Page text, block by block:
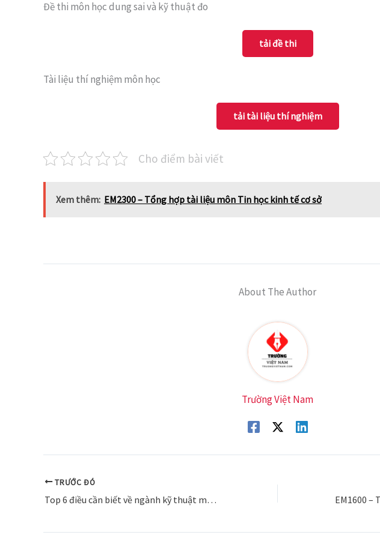
Đề thi môn học dung sai và kỹ thuật đo
tải đề thi
Tài liệu thí nghiệm môn học
tải tài liệu thí nghiệm
Cho điểm bài viết
Xem thêm: EM2300 – Tổng hợp tài liệu môn Tin học kinh tế cơ sở
About The Author
Trường Việt Nam
TRƯỚC ĐÓ
Top 6 điều cần biết về ngành kỹ thuật môi trường